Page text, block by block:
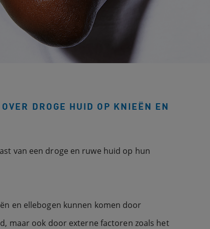
DROGE HUID OP KNIEËN EN
van een droge en ruwe huid op hun
en ellebogen kunnen komen door
maar ook door externe factoren zoals het